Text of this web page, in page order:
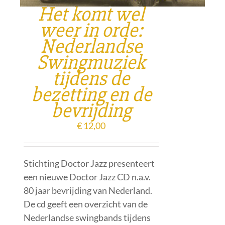
Het komt wel
weer in orde:
Nederlandse
Swingmuziek
tijdens de
bezetting en de
bevrijding
€ 12,00
Stichting Doctor Jazz presenteert
een nieuwe Doctor Jazz CD n.a.v.
80 jaar bevrijding van Nederland.
De cd geeft een overzicht van de
Nederlandse swingbands tijdens